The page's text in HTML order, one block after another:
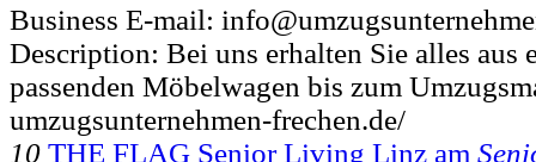
Business E-mail:
Description: Bei uns erhalten Sie alles aus
passenden Möbelwagen bis zum
umzugsunternehmen-frechen.de/
10 THE FLAG Senior Living Linz am